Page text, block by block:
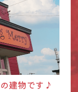
建物です♪